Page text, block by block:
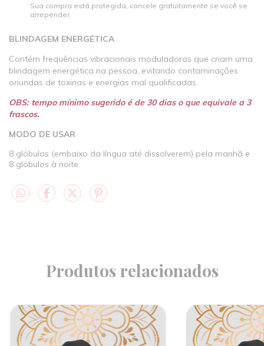
Sua compra está protegida, cancele gratuitamente se você se
arrepender.
BLINDAGEM ENERGÉTICA
Contém frequências vibracionais moduladoras que criam uma
blindagem energética na pessoa, evitando contaminações
oriundas de toxinas e energias mal qualificadas.
OBS: tempo mínimo sugerido é de 30 dias o que equivale a 3
frascos.
MODO DE USAR
8 glóbulos (embaixo da língua até dissolverem) pela manhã e
8 glóbulos à noite.
Produtos relacionados